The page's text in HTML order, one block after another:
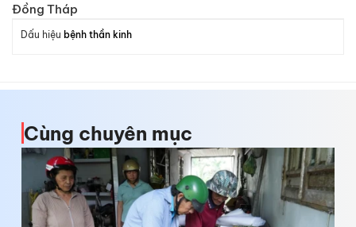
Đồng Tháp
Dấu hiệu bệnh thần kinh
Cùng chuyên mục